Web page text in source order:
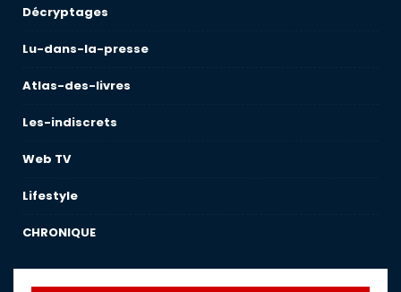
Décryptages
Lu-dans-la-presse
Atlas-des-livres
Les-indiscrets
Web TV
Lifestyle
CHRONIQUE